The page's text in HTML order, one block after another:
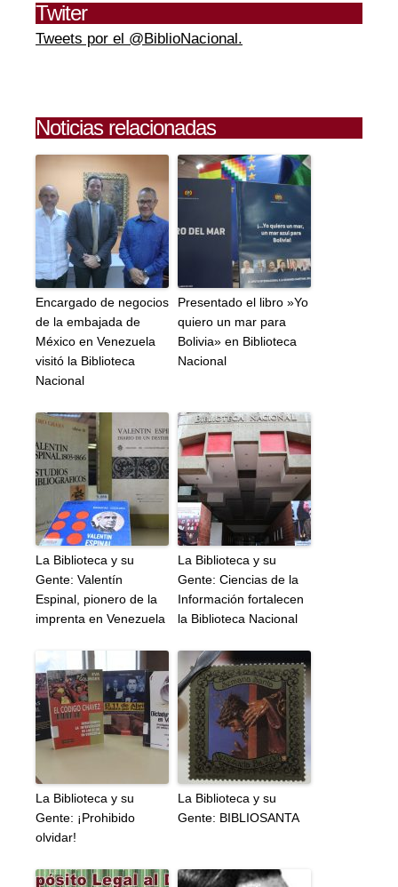
Twiter
Tweets por el @BiblioNacional.
Noticias relacionadas
Encargado de negocios
de la embajada de
México en Venezuela
visitó la Biblioteca
Nacional
Presentado el libro »Yo
quiero un mar para
Bolivia» en Biblioteca
Nacional
La Biblioteca y su
Gente: Valentín
Espinal, pionero de la
imprenta en Venezuela
La Biblioteca y su
Gente: Ciencias de la
Información fortalecen
la Biblioteca Nacional
La Biblioteca y su
Gente: ¡Prohibido
olvidar!
La Biblioteca y su
Gente: BIBLIOSANTA